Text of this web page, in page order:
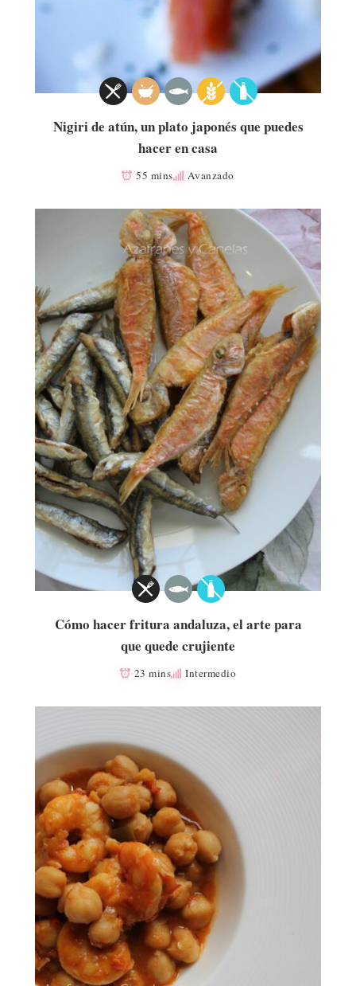
Nigiri de atún, un plato japonés que puedes
hacer en casa
55 mins Avanzado
Cómo hacer fritura andaluza, el arte para
que quede crujiente
23 mins Intermedio